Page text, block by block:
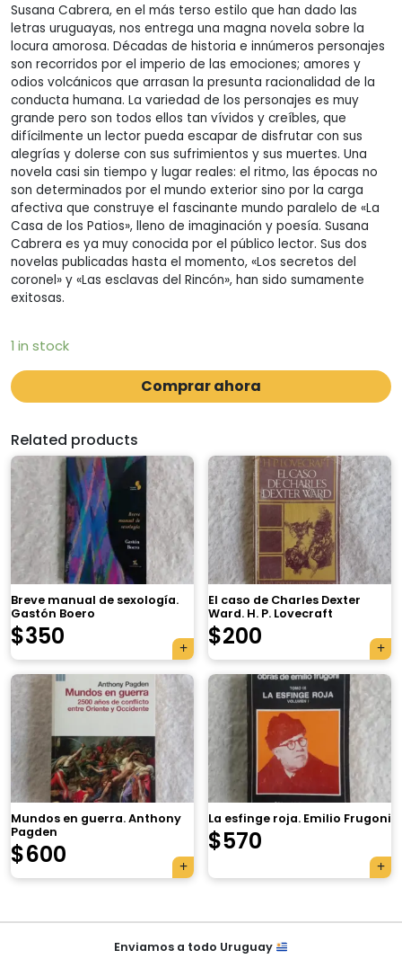
Susana Cabrera, en el más terso estilo que han dado las
letras uruguayas, nos entrega una magna novela sobre la
locura amorosa. Décadas de historia e innúmeros personajes
son recorridos por el imperio de las emociones; amores y
odios volcánicos que arrasan la presunta racionalidad de la
conducta humana. La variedad de los personajes es muy
grande pero son todos ellos tan vívidos y creíbles, que
difícilmente un lector pueda escapar de disfrutar con sus
alegrías y dolerse con sus sufrimientos y sus muertes. Una
novela casi sin tiempo y lugar reales: el ritmo, las épocas no
son determinados por el mundo exterior sino por la carga
afectiva que construye el fascinante mundo paralelo de «La
Casa de los Patios», lleno de imaginación y poesía. Susana
Cabrera es ya muy conocida por el público lector. Sus dos
novelas publicadas hasta el momento, «Los secretos del
coronel» y «Las esclavas del Rincón», han sido sumamente
exitosas.
1 in stock
Comprar ahora
Related products
Breve manual de sexología.
Gastón Boero
$350
El caso de Charles Dexter
Ward. H. P. Lovecraft
$200
Mundos en guerra. Anthony
Pagden
$600
La esfinge roja. Emilio Frugoni
$570
NavegaciónEnviamos a todo Uruguay
×
Tu carrito está vacío.
Agregá un producto y aparecerá acá
automáticamente.